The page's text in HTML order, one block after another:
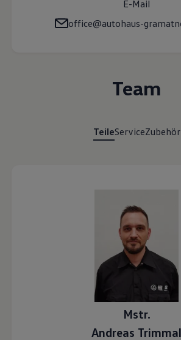
E-Mail
office@autohaus-
Team
TeileServiceZubehör
Mstr.
Andreas Trimmal